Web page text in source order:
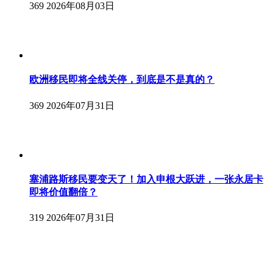
369 2026年08月03日
欧洲移民即将全线关停，到底是不是真的？
369 2026年07月31日
塞浦路斯移民要变天了！加入申根大跃进，一张永居卡
即将价值翻倍？
319 2026年07月31日